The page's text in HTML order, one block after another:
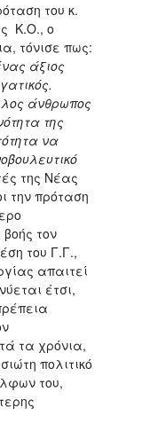
του κ.
Κ.Ο., ο
τόνισε πως:
άξιος
άνθρωπος
της
να
της Νέας
την πρόταση
τον
του Γ.Γ.,
απαιτεί
έτσι,
τα χρόνια,
πολιτικό
του,